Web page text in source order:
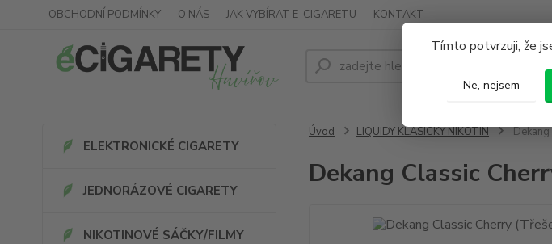
Tímto potvrzuji, že
Ne, nejsem
OBCHODNÍ PODMÍNKY O NÁS JAK VYBÍRAT E-CIGARETU KONTAKT
ELEKTRONICKÉ CIGARETY
JEDNORÁZOVÉ CIGARETY
NIKOTINOVÉ SÁČKY/FILMY
Úvod LIQUIDY KLASICKÝ NIKOTIN Dekang
Dekang Classic